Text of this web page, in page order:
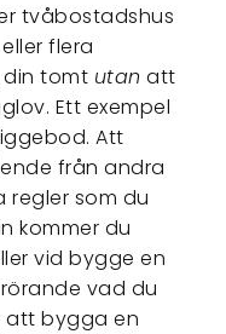
tvåbostadshus
flera
tomt utan att
Ett exempel
Att
från andra
som du
kommer du
vid bygge en
vad du
att bygga en